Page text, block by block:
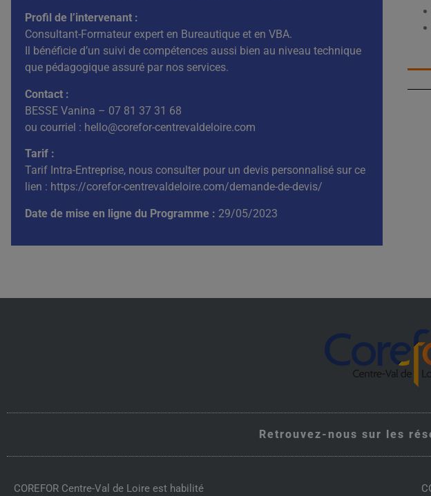
Profil de l’intervenant :
Consultant-Formateur expert en Bureautique et en VBA.
Il bénéficie d’un suivi de compétences aussi bien au niveau technique
que pédagogique assuré par nos services.
Contact :
BESSE Vanina – 07 81 37 31 68
ou courriel : hello@corefor-centrevaldeloire.com
Tarif :
Tarif Intra-Entreprise, nous consulter pour un devis personnalisé sur ce
lien : https://corefor-centrevaldeloire.com/demande-de-devis/
Date de mise en ligne du Programme : 29/05/2023
Retrouvez-nous sur les
COREFOR Centre-Val de Loire est habilité